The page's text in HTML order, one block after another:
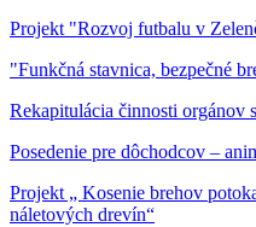
Projekt "Rozvoj futbalu v
"Funkčná stavnica, bezpečné
Rekapitulácia činnosti orgánov
Posedenie pre dôchodcov –
Projekt „ Kosenie brehov
náletových drevín“